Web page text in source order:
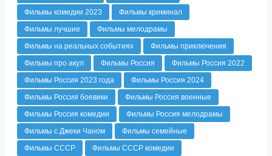
Фильмы комедии 2023
Фильмы криминал
Фильмы лучшие
Фильмы мелодрамы
Фильмы на реальных событиях
Фильмы приключения
Фильмы про акул
Фильмы Россия
Фильмы Россия 2022
Фильмы Россия 2023 года
Фильмы Россия 2024
Фильмы Россия боевики
Фильмы Россия военные
Фильмы Россия комедии
Фильмы Россия мелодрамы
Фильмы с Джеки Чаном
Фильмы семейные
Фильмы СССР
Фильмы СССР комедии